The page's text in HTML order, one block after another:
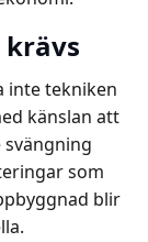
inte tekniken
känslan att
svängning
som
blir